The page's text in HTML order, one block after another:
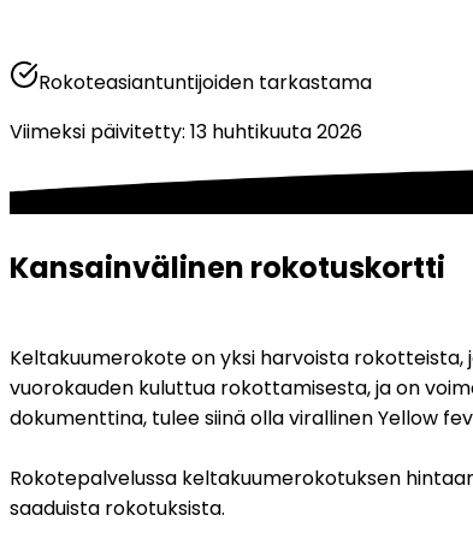
Rokoteasiantuntijoiden tarkastama
Viimeksi päivitetty: 13 huhtikuuta 2026
Kansainvälinen rokotuskortti
Keltakuumerokote on yksi harvoista
vuorokauden kuluttua rokottamisesta, ja on
dokumenttina, tulee siinä olla virallinen Yellow
Rokotepalvelussa keltakuumerokotuksen
saaduista rokotuksista.